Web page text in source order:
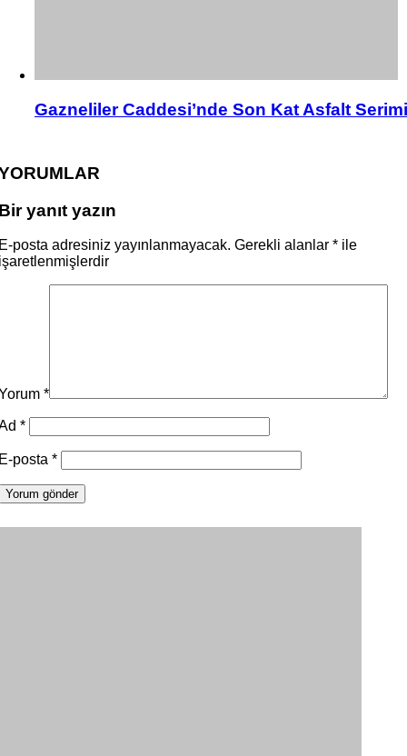
Gazneliler Caddesi’nde Son Kat Asfalt Serimi
yanıt yazın
posta adresiniz yayınlanmayacak. Gerekli alanlar * ile
*
*
posta *